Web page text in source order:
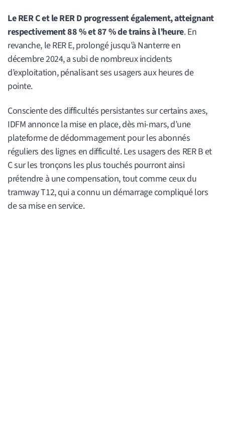
Le RER C et le RER D progressent également, atteignant
respectivement 88 % et 87 % de trains à l’heure. En
revanche, le RER E, prolongé jusqu’à Nanterre en
décembre 2024, a subi de nombreux incidents
d’exploitation, pénalisant ses usagers aux heures de
pointe.
Consciente des difficultés persistantes sur certains axes,
IDFM annonce la mise en place, dès mi-mars, d’une
plateforme de dédommagement pour les abonnés
réguliers des lignes en difficulté. Les usagers des RER B et
C sur les tronçons les plus touchés pourront ainsi
prétendre à une compensation, tout comme ceux du
tramway T12, qui a connu un démarrage compliqué lors
de sa mise en service.